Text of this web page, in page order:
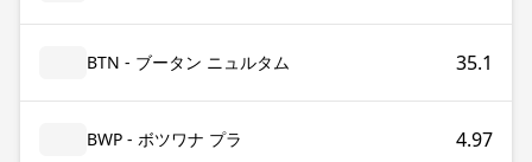
BTN - ブータン ニュルタム 35.1
BWP - ボツワナ プラ 4.97